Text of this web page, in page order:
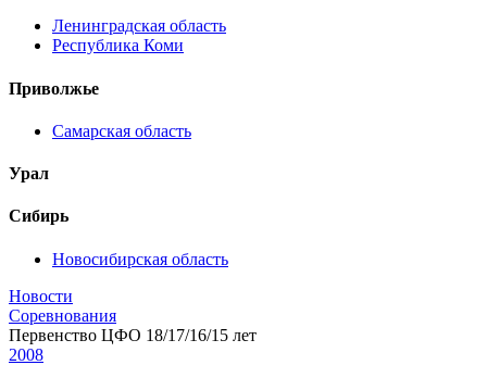
Ленинградская область
Республика Коми
Приволжье
Самарская область
Урал
Сибирь
Новосибирская область
Новости
Соревнования
Первенство ЦФО 18/17/16/15 лет
2008